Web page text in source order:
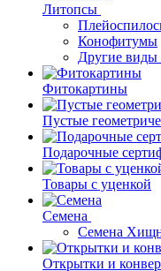
Литопсы
Конофитумы
Другие виды
Фитокартины
Пустые
Подарочные
Товары с уценкой
Семена
Семена
Открытки и